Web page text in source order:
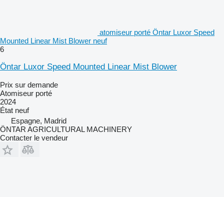
atomiseur porté Öntar Luxor Speed
Mounted Linear Mist Blower neuf
6
Öntar Luxor Speed Mounted Linear Mist Blower
Prix sur demande
Atomiseur porté
2024
État neuf
Espagne, Madrid
ÖNTAR AGRICULTURAL MACHINERY
Contacter le vendeur